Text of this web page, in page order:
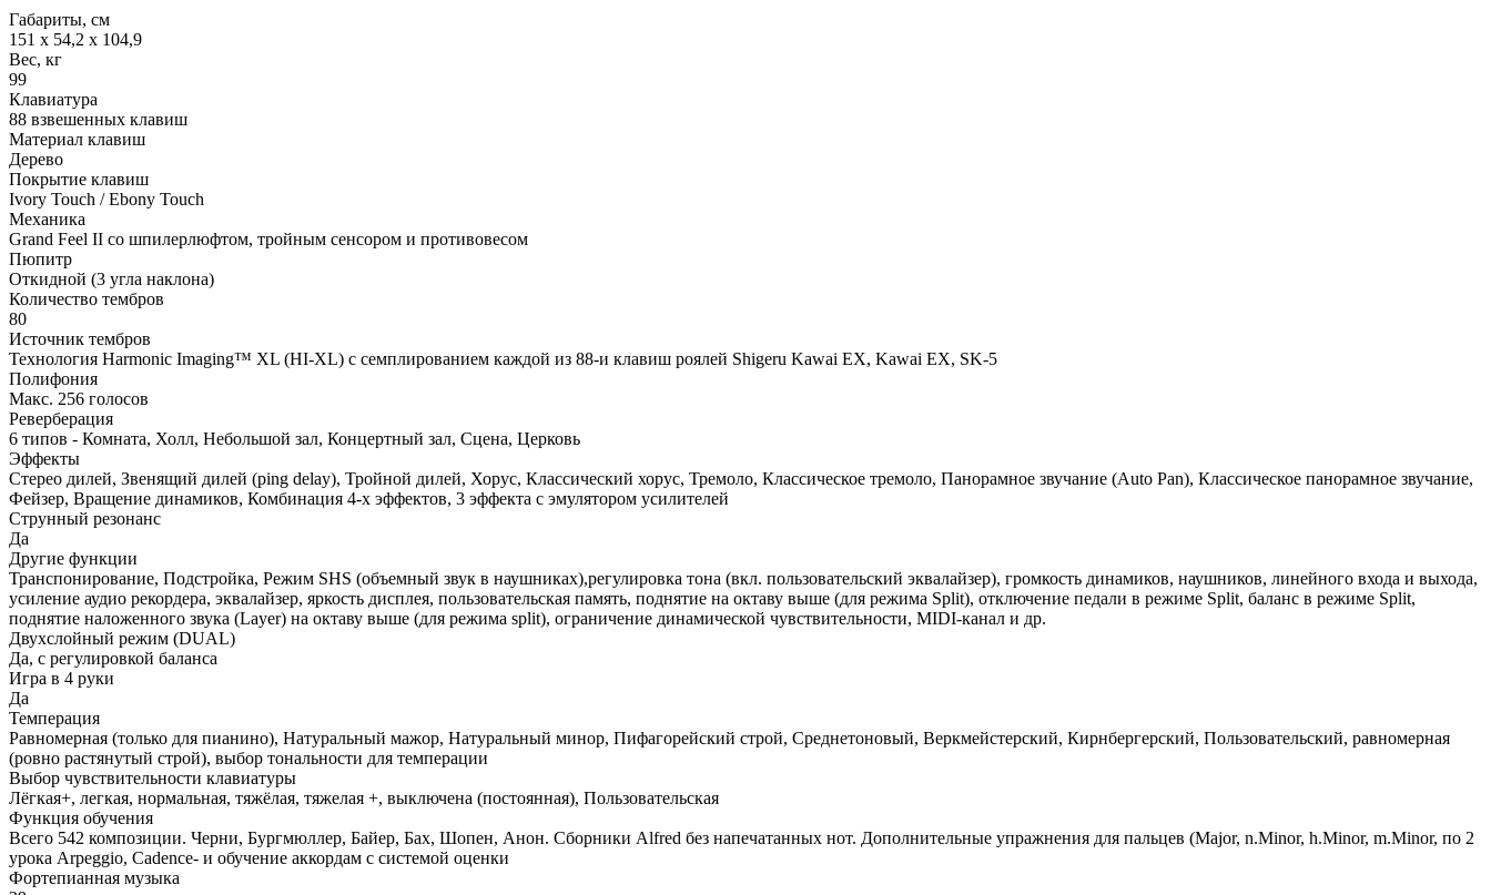
Габариты, см
151 x 54,2 x 104,9
Вес, кг
99
Клавиатура
88 взвешенных клавиш
Материал клавиш
Дерево
Покрытие клавиш
Ivory Touch / Ebony Touch
Механика
Grand Feel II со шпилерлюфтом, тройным сенсором и противовесом
Пюпитр
Откидной (3 угла наклона)
Количество тембров
80
Источник тембров
Технология Harmonic Imaging™ XL (HI-XL) с семплированием каждой из 88-и клавиш роялей Shigeru Kawai EX, Kawai EX, SK-5
Полифония
Макс. 256 голосов
Реверберация
6 типов - Комната, Холл, Небольшой зал, Концертный зал, Сцена, Церковь
Эффекты
Стерео дилей, Звенящий дилей (ping delay), Тройной дилей, Хорус, Классический хорус, Тремоло, Классическое тремоло, Панорамное звучание (Auto Pan), Классическое панорамное звучание,
Фейзер, Вращение динамиков, Комбинация 4-х эффектов, 3 эффекта с эмулятором усилителей
Струнный резонанс
Да
Другие функции
Транспонирование, Подстройка, Режим SHS (объемный звук в наушниках),регулировка тона (вкл. пользовательский эквалайзер), громкость динамиков, наушников, линейного входа и выхода,
усиление аудио рекордера, эквалайзер, яркость дисплея, пользовательская память, поднятие на октаву выше (для режима Split), отключение педали в режиме Split, баланс в режиме Split,
поднятие наложенного звука (Layer) на октаву выше (для режима split), ограничение динамической чувствительности, MIDI-канал и др.
Двухслойный режим (DUAL)
Да, с регулировкой баланса
Игра в 4 руки
Да
Темперация
Равномерная (только для пианино), Натуральный мажор, Натуральный минор, Пифагорейский строй, Среднетоновый, Веркмейстерский, Кирнбергерский, Пользовательский, равномерная
(ровно растянутый строй), выбор тональности для темперации
Выбор чувствительности клавиатуры
Лёгкая+, легкая, нормальная, тяжёлая, тяжелая +, выключена (постоянная), Пользовательская
Функция обучения
Всего 542 композиции. Черни, Бургмюллер, Байер, Бах, Шопен, Анон. Сборники Alfred без напечатанных нот. Дополнительные упражнения для пальцев (Major, n.Minor, h.Minor, m.Minor, по 2
урока Arpeggio, Cadence- и обучение аккордам с системой оценки
Фортепианная музыка